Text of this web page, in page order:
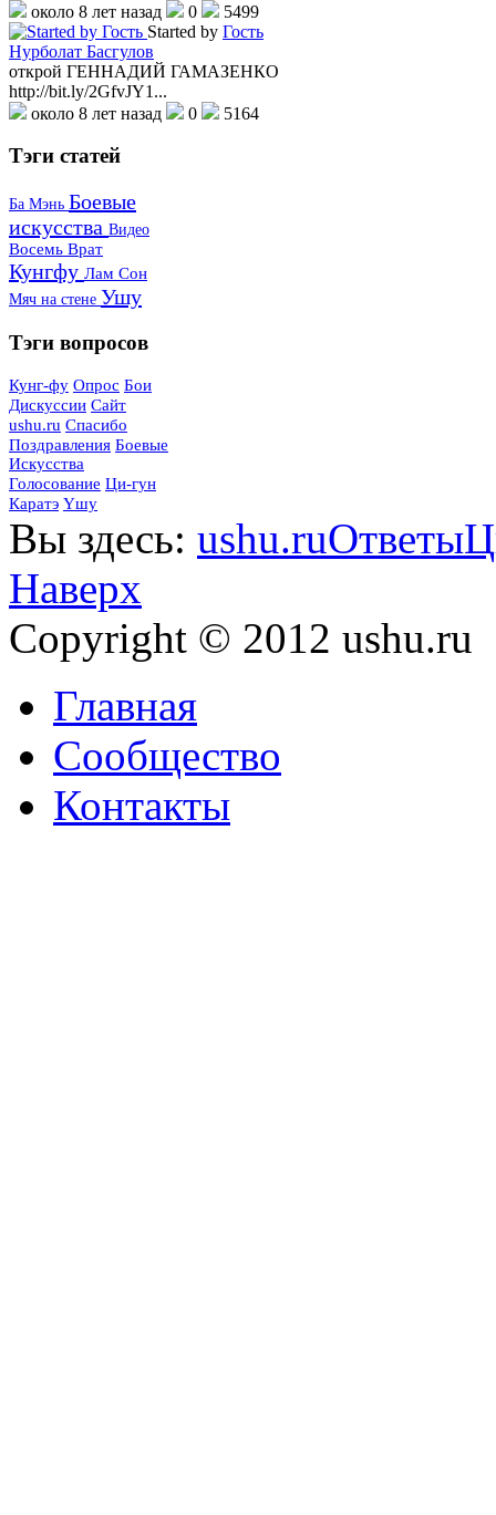
около 8 лет назад
0
5499
Started by Гость
Нурболат Басгулов
открой ГЕННАДИЙ ГАМАЗЕНКО
http://bit.ly/2GfvJY1...
около 8 лет назад
0 5164
Тэги статей
Ба Мэнь Боевые
искусства Видео
Восемь Врат
Кунгфу Лам Сон
Мяч на стене Ушу
Тэги вопросов
Кунг-фу Опрос Бои
Дискуссии Сайт
ushu.ru Спасибо
Поздравления Боевые
Искусства
Голосование Ци-гун
Каратэ Yшу
Вы здесь: ushu.ruОтветы
Наверх
Copyright © 2012 ushu.ru
Главная
Сообщество
Контакты